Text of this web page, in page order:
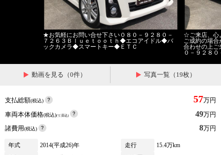
★お気軽にお問い合せ下さい０８０－９２８０－
７２６３Ｂｌｕｅｔｏｏｔｈ◆エコアイドル◆バ
ックカメラ◆スマートキー◆ＥＴＣ
☆ご来店、
ご成約の場
合わせの上
０－９２８
動画を見る（0件） 写真一覧（19枚）
支払総額(税込) 57万円
車両本体価格(税込)(リ済込) 49万円
諸費用(税込) 8万円
年式 2014(平成26)年 走行
15.4万km